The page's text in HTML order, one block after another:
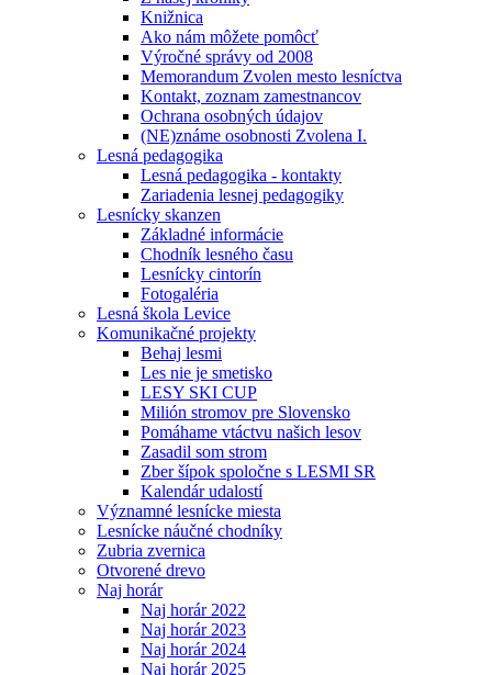
Knižnica
Ako nám môžete pomôcť
Výročné správy od 2008
Memorandum Zvolen mesto lesníctva
Kontakt, zoznam zamestnancov
Ochrana osobných údajov
(NE)známe osobnosti Zvolena I.
Lesná pedagogika
Lesná pedagogika - kontakty
Zariadenia lesnej pedagogiky
Lesnícky skanzen
Základné informácie
Chodník lesného času
Lesnícky cintorín
Fotogaléria
Lesná škola Levice
Komunikačné projekty
Behaj lesmi
Les nie je smetisko
LESY SKI CUP
Milión stromov pre Slovensko
Pomáhame vtáctvu našich lesov
Zasadil som strom
Zber šípok spoločne s LESMI SR
Kalendár udalostí
Významné lesnícke miesta
Lesnícke náučné chodníky
Zubria zvernica
Otvorené drevo
Naj horár
Naj horár 2022
Naj horár 2023
Naj horár 2024
Naj horár 2025